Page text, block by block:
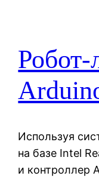
Робот-
Используя
на базе Intel
и контроллер